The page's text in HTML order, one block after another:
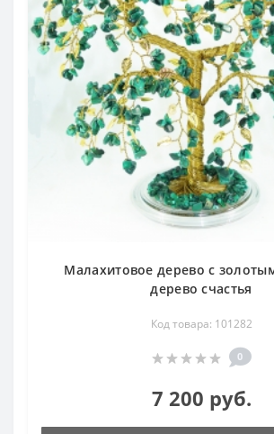
Малахитовое дерево с
дерево счастья
Код товара: 101282
0
7 200 руб.